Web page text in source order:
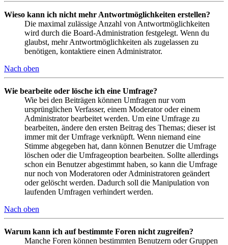
Wieso kann ich nicht mehr Antwortmöglichkeiten erstellen?
Die maximal zulässige Anzahl von Antwortmöglichkeiten
wird durch die Board-Administration festgelegt. Wenn du
glaubst, mehr Antwortmöglichkeiten als zugelassen zu
benötigen, kontaktiere einen Administrator.
Nach oben
Wie bearbeite oder lösche ich eine Umfrage?
Wie bei den Beiträgen können Umfragen nur vom
ursprünglichen Verfasser, einem Moderator oder einem
Administrator bearbeitet werden. Um eine Umfrage zu
bearbeiten, ändere den ersten Beitrag des Themas; dieser ist
immer mit der Umfrage verknüpft. Wenn niemand eine
Stimme abgegeben hat, dann können Benutzer die Umfrage
löschen oder die Umfrageoption bearbeiten. Sollte allerdings
schon ein Benutzer abgestimmt haben, so kann die Umfrage
nur noch von Moderatoren oder Administratoren geändert
oder gelöscht werden. Dadurch soll die Manipulation von
laufenden Umfragen verhindert werden.
Nach oben
Warum kann ich auf bestimmte Foren nicht zugreifen?
Manche Foren können bestimmten Benutzern oder Gruppen